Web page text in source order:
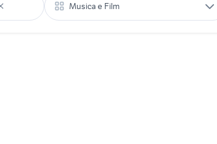
Musica e Film